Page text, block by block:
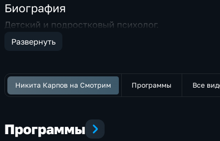
Биография
Детский и подростковый психолог.
Развернуть
Никита Карпов на Смотрим Программы Все
Программы